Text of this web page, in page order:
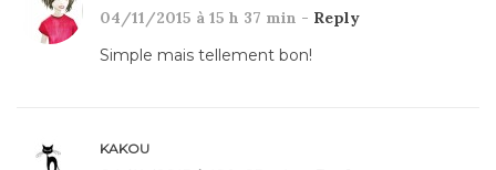
04/11/2015 à 15 h 37 min - Reply
Simple mais tellement bon!
KAKOU